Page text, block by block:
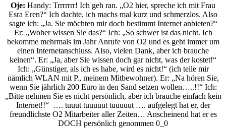
Oje: Handy: Trrrrrrr! Ich geh ran. „O2 hier, spreche ich mit Frau
Esra Eren?“ Ich dachte, ich machs mal kurz und schmerzlos. Also
sagte ich: „Ja. Sie möchten mir doch bestimmt Internet anbieten?“
Er: „Woher wissen Sie das?“ Ich: „So schwer ist das nicht. Ich
bekomme mehrmals im Jahr Anrufe von O2 und es geht immer um
einen Internetanschluss. Also, vielen Dank, aber ich brauche
keinen“. Er: „Ja, aber Sie wissen doch gar nicht, was der kostet!“
Ich: „Günstiger, als ich es habe, wird es nicht!“ (ich teile mir
nämlich WLAN mit P., meinem Mitbewohner). Er: „Na hören Sie,
wenn Sie jährlich 200 Euro in den Sand setzen wollen…..!!“ Ich:
„Bitte nehmen Sie es nicht persönlich, aber ich brauche einfach kein
Internet!!“ …. tuuut tuuuuut tuuuuut …. aufgelegt hat er, der
freundlichste O2 Mitarbeiter aller Zeiten… Anscheinend hat er es
DOCH persönlich genommen 0_0